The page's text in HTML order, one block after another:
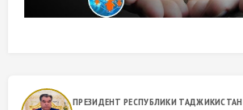
ПРЕЗИДЕНТ РЕСПУБЛИКИ ТАДЖИКИСТАН